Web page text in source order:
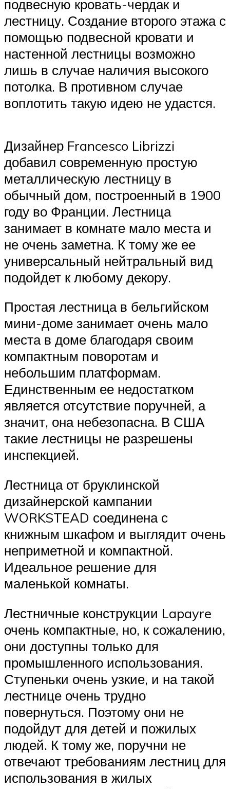
подвесную кровать-чердак и
лестницу. Создание второго этажа с
помощью подвесной кровати и
настенной лестницы возможно
лишь в случае наличия высокого
потолка. В противном случае
воплотить такую идею не удастся.
Дизайнер Francesco Librizzi
добавил современную простую
металлическую лестницу в
обычный дом, построенный в 1900
году во Франции. Лестница
занимает в комнате мало места и
не очень заметна. К тому же ее
универсальный нейтральный вид
подойдет к любому декору.
Простая лестница в бельгийском
мини-доме занимает очень мало
места в доме благодаря своим
компактным поворотам и
небольшим платформам.
Единственным ее недостатком
является отсутствие поручней, а
значит, она небезопасна. В США
такие лестницы не разрешены
инспекцией.
Лестница от бруклинской
дизайнерской кампании
WORKSTEAD соединена с
книжным шкафом и выглядит очень
неприметной и компактной.
Идеальное решение для
маленькой комнаты.
Лестничные конструкции Lapayre
очень компактные, но, к сожалению,
они доступны только для
промышленного использования.
Ступеньки очень узкие, и на такой
лестнице очень трудно
повернуться. Поэтому они не
подойдут для детей и пожилых
людей. К тому же, поручни не
отвечают требованиям лестниц для
использования в жилых